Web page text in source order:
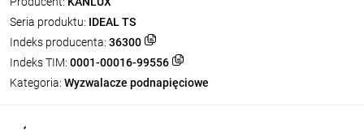
Seria produktu: IDEAL TS
Indeks producenta: 36300
Indeks TIM: 0001-00016-99556
Kategoria: Wyzwalacze podnapięciowe